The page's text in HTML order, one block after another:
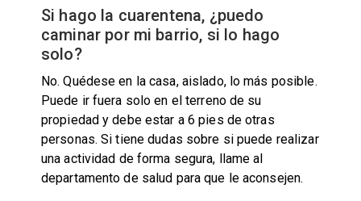
Si hago la cuarentena, ¿puedo
caminar por mi barrio, si lo hago
solo?
No. Quédese en la casa, aislado, lo más posible.
Puede ir fuera solo en el terreno de su
propiedad y debe estar a 6 pies de otras
personas. Si tiene dudas sobre si puede realizar
una actividad de forma segura, llame al
departamento de salud para que le aconsejen.